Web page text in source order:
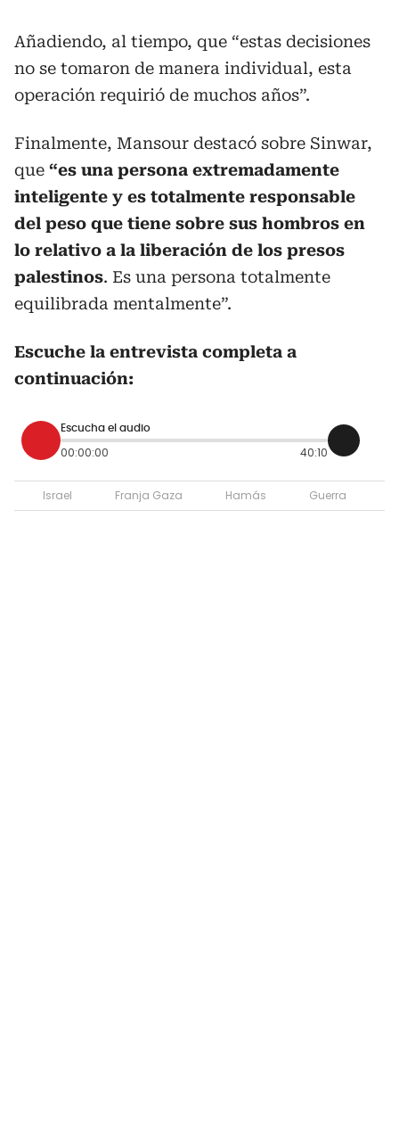
Añadiendo, al tiempo, que “estas decisiones
no se tomaron de manera individual, esta
operación requirió de muchos años”.
Finalmente, Mansour destacó sobre Sinwar,
que “es una persona extremadamente
inteligente y es totalmente responsable
del peso que tiene sobre sus hombros en
lo relativo a la liberación de los presos
palestinos. Es una persona totalmente
equilibrada mentalmente”.
Escuche la entrevista completa a
continuación:
Escucha el audio
00:00:00 40:10
Israel Franja Gaza Hamás Guerra